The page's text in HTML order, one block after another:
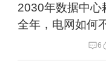
其中，储能
增量引擎。国
2030年数据中心
全年，电网如何
6